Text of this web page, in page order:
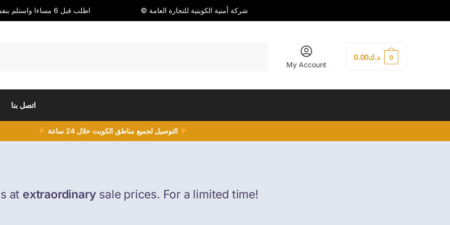
اطلب قبل 6 مساءا واستلم بنفس اليوم © شركة أمنية الكويتية للتجارة العامة
My Account
0.00د.ك 0
اتصل بنا
التوصيل لجميع مناطق الكويت خلال 24 ساعة
at extraordinary sale prices. For a limited time!